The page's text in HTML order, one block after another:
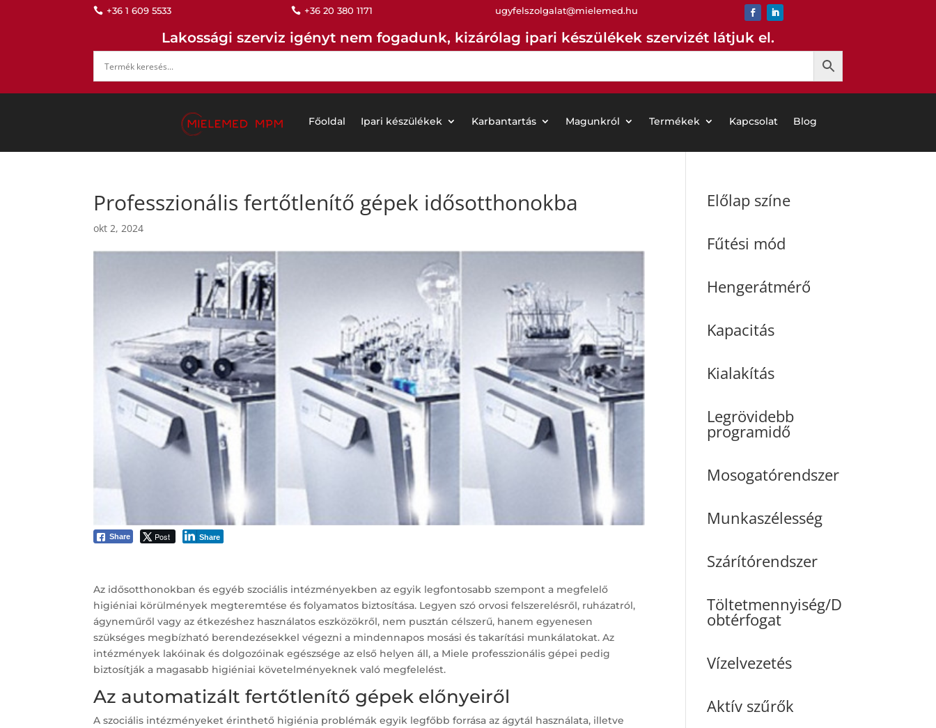
 +36 1 609 5533  +36 20 380 1171 ugyfelszolgalat@mielemed.hu
Lakossági szerviz igényt nem fogadunk, kizárólag ipari készülékek szervizét látjuk el.
Főoldal Ipari készülékek Karbantartás Magunkról Termékek Kapcsolat Blog
Professzionális fertőtlenítő gépek idősotthonokba
okt 2, 2024
Share Post Share
Az idősotthonokban és egyéb szociális intézményekben az egyik legfontosabb szempont a megfelelő
higiéniai körülmények megteremtése és folyamatos biztosítása. Legyen szó orvosi felszerelésről, ruházatról,
ágyneműről vagy az étkezéshez használatos eszközökről, nem pusztán célszerű, hanem egyenesen
szükséges megbízható berendezésekkel végezni a mindennapos mosási és takarítási munkálatokat. Az
intézmények lakóinak és dolgozóinak egészsége az első helyen áll, a Miele professzionális gépei pedig
biztosítják a magasabb higiéniai követelményeknek való megfelelést.
Az automatizált fertőtlenítő gépek előnyeiről
A szociális intézményeket érinthető higiénia problémák egyik legfőbb forrása az ágytál használata, illetve
Előlap színe
Fűtési mód
Hengerátmérő
Kapacitás
Kialakítás
Legrövidebb
programidő
Mosogatórendszer
Munkaszélesség
Szárítórendszer
Töltetmennyiség/D
obtérfogat
Vízelvezetés
Aktív szűrők